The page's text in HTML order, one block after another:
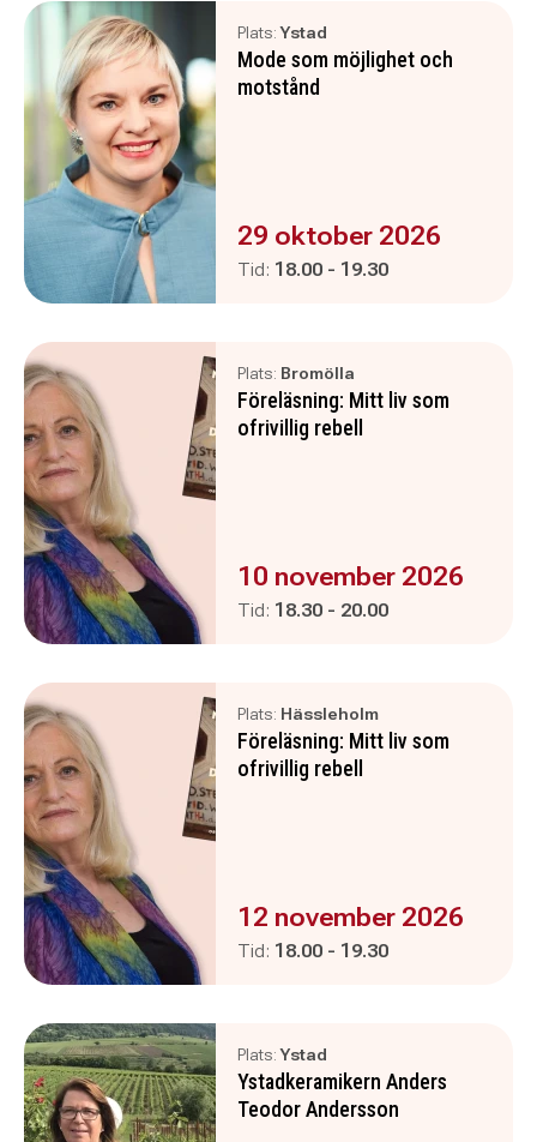
Plats:Ystad
Mode som möjlighet och
motstånd
Evenemanget är :
29 oktober 2026
Tid: Pågår mellan
18.00 - och
19.30
Plats: Bromölla
Föreläsning: Mitt liv som
ofrivillig rebell
Evenemanget är :
10 november 2026
Tid: Pågår mellan
18.30 - och
20.00
Plats: Hässleholm
Föreläsning: Mitt liv som
ofrivillig rebell
Evenemanget är :
12 november 2026
Tid: Pågår mellan
18.00 - och
19.30
Plats:Ystad
Ystadkeramikern Anders
Teodor Andersson